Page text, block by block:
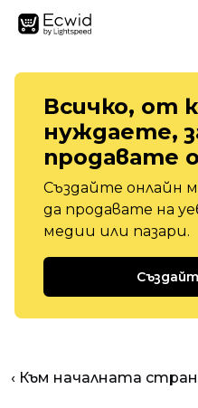
Всичко, от
нуждаете,
продавате
Създайте онлайн
да продавате на
медии или пазари.
‹ Към началната